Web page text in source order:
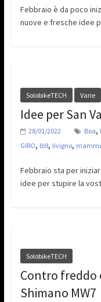
Febbraio è da poco
nuove e fresche idee
SolobikeTECH Varie
Idee per San
28/01/2022 Boa,
GIRO, lb9, livigno,
Febbraio sta per
idee per stupire la
SolobikeTECH
Contro freddo
Shimano MW7